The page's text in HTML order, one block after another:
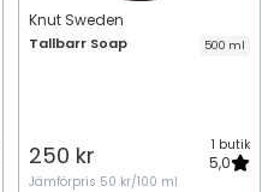
Knut Sweden
Tallbarr Soap 500 ml
250 kr 1 butik
5,0
Jämförpris 50 kr/100 ml